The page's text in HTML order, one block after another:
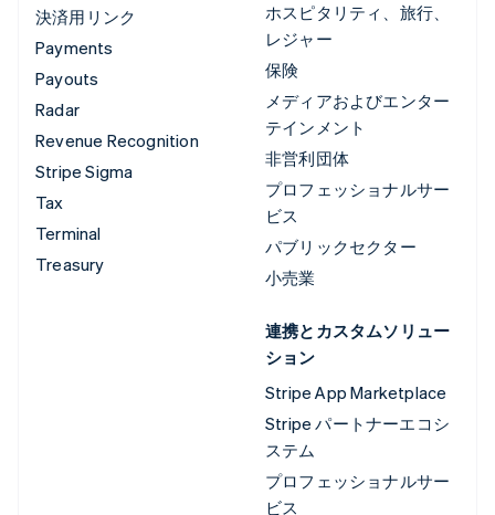
決済用リンク
Payments
Payouts
Radar
Revenue Recognition
Stripe Sigma
Tax
Terminal
Treasury
ホスピタリティ、旅行、
レジャー
保険
メディアおよびエンター
テインメント
非営利団体
プロフェッショナルサー
ビス
パブリックセクター
小売業
連携とカスタムソリュー
ション
Stripe App Marketplace
Stripe パートナーエコシ
ステム
プロフェッショナルサー
ビス